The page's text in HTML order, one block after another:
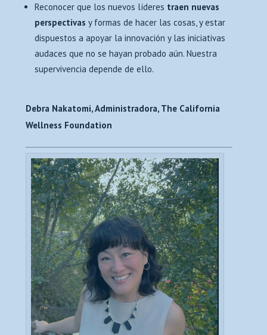
Reconocer que los nuevos líderes traen nuevas
perspectivas y formas de hacer las cosas, y estar
dispuestos a apoyar la innovación y las iniciativas
audaces que no se hayan probado aún. Nuestra
supervivencia depende de ello.
Debra Nakatomi, Administradora, The California
Wellness Foundation